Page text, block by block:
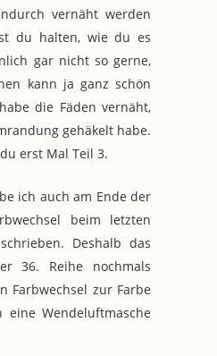
vernäht werden
du halten, wie du es
gar nicht so gerne,
kann ja ganz schön
die Fäden vernäht,
gehäkelt habe.
erst Mal Teil 3.
ich auch am Ende der
beim letzten
Deshalb das
36. Reihe nochmals
Farbwechsel zur Farbe
Wendeluftmasche